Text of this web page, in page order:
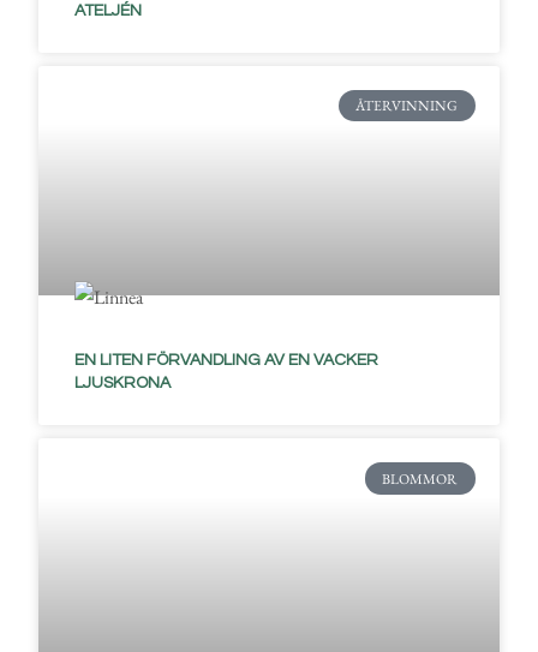
ATELJÉN
ÅTERVINNING
EN LITEN FÖRVANDLING AV EN VACKER
LJUSKRONA
BLOMMOR